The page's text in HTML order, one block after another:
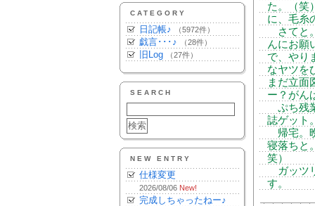
CATEGORY
日記帳♪ （5972件）
戯言･･･♪ （28件）
旧Log （27件）
SEARCH
NEW ENTRY
仕様変更
2026/08/06 New!
完成しちゃったねー♪
た。（笑
に、毛糸
さてと
んにお願
で、やり
なヤツを
まだ立面
ー？がん
ぷち残
誌ゲット
帰宅。
寝落ちと
笑）
ガッツ
す。